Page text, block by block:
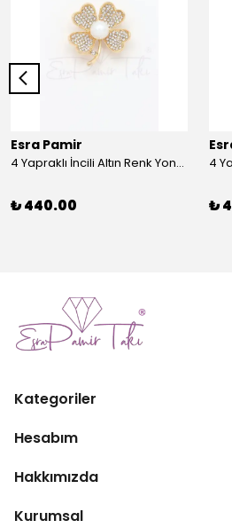
Esra Pamir
4 Yapraklı İncili Altın Renk Yonca Broş
₺ 440.00 ₺
Kategoriler
Hesabım
Hakkımızda
Kurumsal